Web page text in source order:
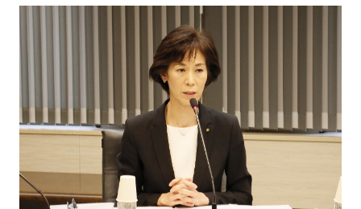
Web限定
後で読む